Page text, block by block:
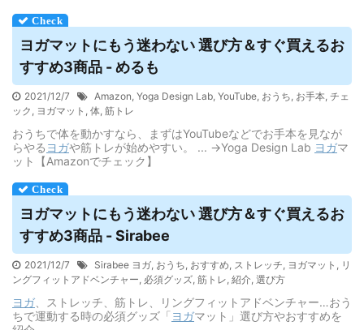
ヨガマットにもう迷わない 選び方＆すぐ買えるお
すすめ3商品 - めるも
2021/12/7 Amazon, Yoga Design Lab, YouTube, おうち, お手本, チェ
ック , ヨガマット , 体, 筋トレ
おうちで体を動かすなら、まずはYouTubeなどでお手本を見なが
らやる ヨガや筋トレが始めやすい。 ... →Yoga Design Lab ヨガマ
ット【Amazonでチェック】
ヨガマットにもう迷わない 選び方＆すぐ買えるお
すすめ3商品 - Sirabee
2021/12/7 Sirabee ヨガ, おうち, おすすめ, ストレッチ, ヨガマット , リ
ングフィットアドベンチャー, 必須グッズ, 筋トレ, 紹介, 選び方
ヨガ 、ストレッチ、筋トレ、リングフィットアドベンチャー…おう
ちで運動する時の必須グッズ「ヨガマット」選び方やおすすめを